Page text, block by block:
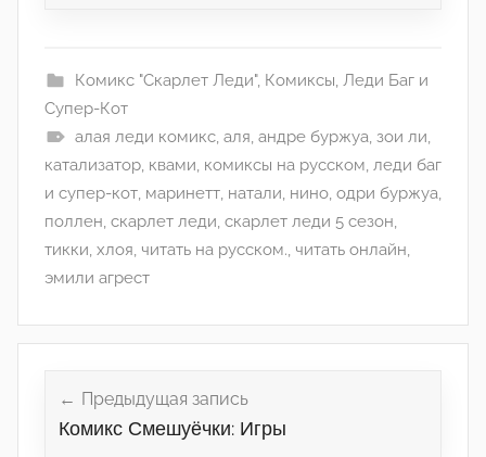
Комикс "Скарлет Леди", Комиксы, Леди Баг и
Супер-Кот
алая леди комикс, аля, андре буржуа, зои ли,
катализатор, квами, комиксы на русском, леди баг
и супер-кот, маринетт, натали, нино, одри буржуа,
поллен, скарлет леди, скарлет леди 5 сезон,
тикки, хлоя, читать на русском., читать онлайн,
эмили агрест
записям
Предыдущая запись
Комикс Смешуёчки: Игры